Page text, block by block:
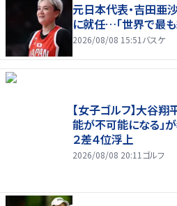
元日本代表・吉田亜
に就任…「世界で最
2026/08/08 15:51 バスケ
【女子ゴルフ】大谷
能が不可能になる」
２差４位浮上
2026/08/08 20:11 ゴルフ